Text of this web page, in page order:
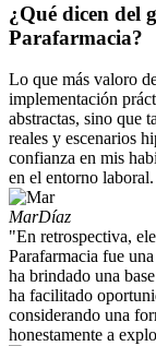
¿Qué dicen del
Parafarmacia?
Lo que más valoro
implementación
abstractas, sino que
reales y escenarios
confianza en mis
en el entorno laboral.
MarDíaz
"En retrospectiva,
Parafarmacia fue
ha brindado una
ha facilitado
considerando una
honestamente a